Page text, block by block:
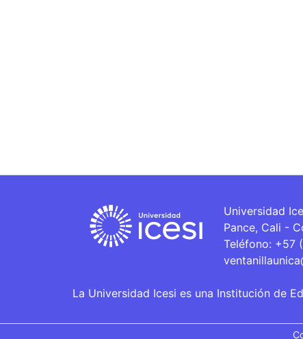
Universidad
Pance, Cali -
Teléfono: +57
La Universidad Icesi es una Institución de